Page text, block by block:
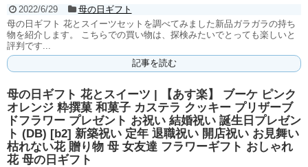
2022/6/29
母の日ギフト
母の日ギフト 花とスイーツセットを調べてみました新品ガラガラの持ち
物を紹介します。 こちらでの買い物は、探検みたいでとっても楽しいと
評判です...
記事を読む
母の日ギフト 花とスイーツ | 【あす楽】 ブーケ ピンク
オレンジ 粋撰菓 和菓子 カステラ クッキー プリザーブ
ドフラワー プレゼント お祝い 結婚祝い 誕生日プレゼン
ト (DB) [b2] 新築祝い 定年 退職祝い 開店祝い お見舞い
枯れない花 贈り物 母 女友達 フラワーギフト おしゃれ
花 母の日ギフト